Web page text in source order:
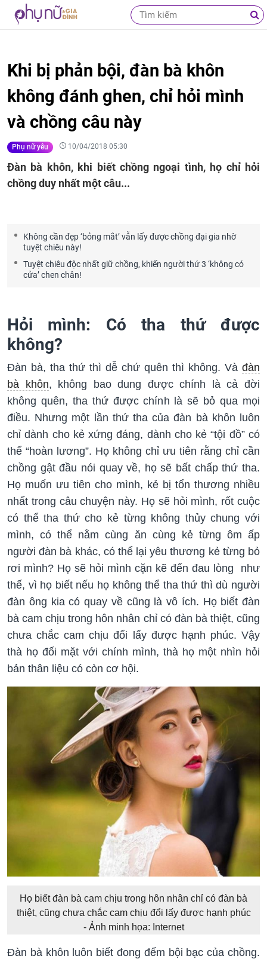
Khi bị phản bội, đàn bà khôn
không đánh ghen, chỉ hỏi mình
và chồng câu này
Phụ nữ yêu 10/04/2018 05:30
Đàn bà khôn, khi biết chồng ngoại tình, họ chỉ hỏi
chồng duy nhất một câu...
Không cần đẹp ‘bỏng mắt’ vẫn lấy được chồng đại gia nhờ
tuyệt chiêu này!
Tuyệt chiêu độc nhất giữ chồng, khiến người thứ 3 ‘không có
cửa’ chen chân!
Hỏi mình: Có tha thứ được
không?
Đàn bà, tha thứ thì dễ chứ quên thì không. Và đàn
bà khôn, không bao dung được chính là cả đời
không quên, tha thứ được chính là sẽ bỏ qua mọi
điều. Nhưng một lần thứ tha của đàn bà khôn luôn
chỉ dành cho kẻ xứng đáng, dành cho kẻ “tội đồ” có
thể “hoàn lương”. Họ không chỉ ưu tiên rằng chỉ cần
chồng gật đầu nói quay về, họ sẽ bất chấp thứ tha.
Họ muốn ưu tiên cho mình, kẻ bị tổn thương nhiều
nhất trong câu chuyện này. Họ sẽ hỏi mình, rốt cuộc
có thể tha thứ cho kẻ từng không thủy chung với
mình, có thể nằm cùng ăn cùng kẻ từng ôm ấp
người đàn bà khác, có thể lại yêu thương kẻ từng bỏ
rơi mình? Họ sẽ hỏi mình cặn kẽ đến đau lòng như
thế, vì họ biết nếu họ không thể tha thứ thì dù người
đàn ông kia có quay về cũng là vô ích. Họ biết đàn
bà cam chịu trong hôn nhân chỉ có đàn bà thiệt, cũng
chưa chắc cam chịu đổi lấy được hạnh phúc. Vậy
thà họ đối mặt với chính mình, thà họ một nhìn hỏi
bản thân liệu có còn cơ hội.
Họ biết đàn bà cam chịu trong hôn nhân chỉ có đàn bà
thiệt, cũng chưa chắc cam chịu đổi lấy được hạnh phúc
- Ảnh minh họa: Internet
Đàn bà khôn luôn biết đong đếm bội bạc của chồng.